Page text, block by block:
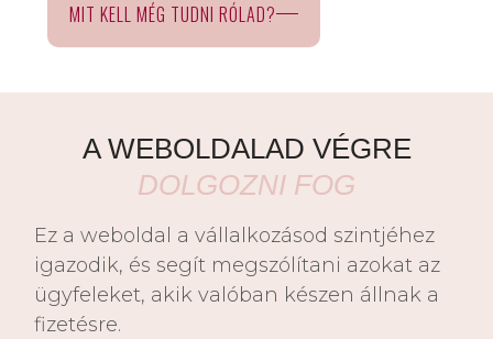
MIT KELL MÉG TUDNI RÓLAD?
A WEBOLDALAD VÉGRE
DOLGOZNI FOG
Ez a weboldal a vállalkozásod szintjéhez
igazodik, és segít megszólítani azokat az
ügyfeleket, akik valóban készen állnak a
fizetésre.